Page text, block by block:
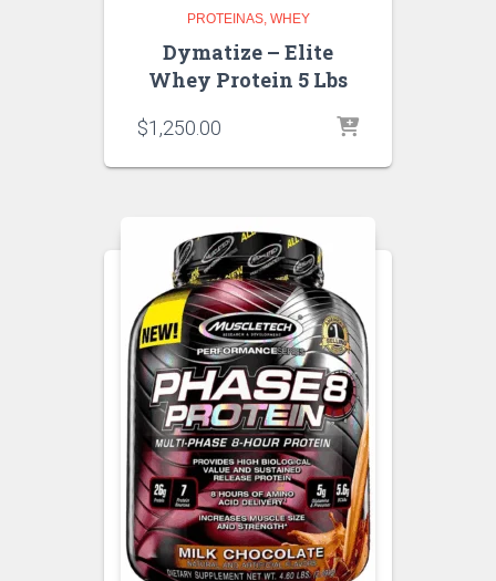
PROTEINAS WHEY
Dymatize – Elite
Whey Protein 5 Lbs
$1,250.00